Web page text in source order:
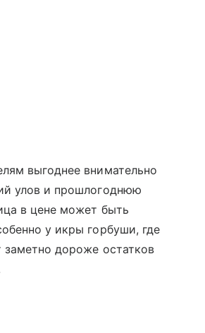
выгоднее внимательно
улов и прошлогоднюю
в цене может быть
у икры горбуши, где
заметно дороже остатков